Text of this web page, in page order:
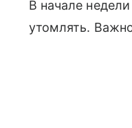
В начале
утомлять.